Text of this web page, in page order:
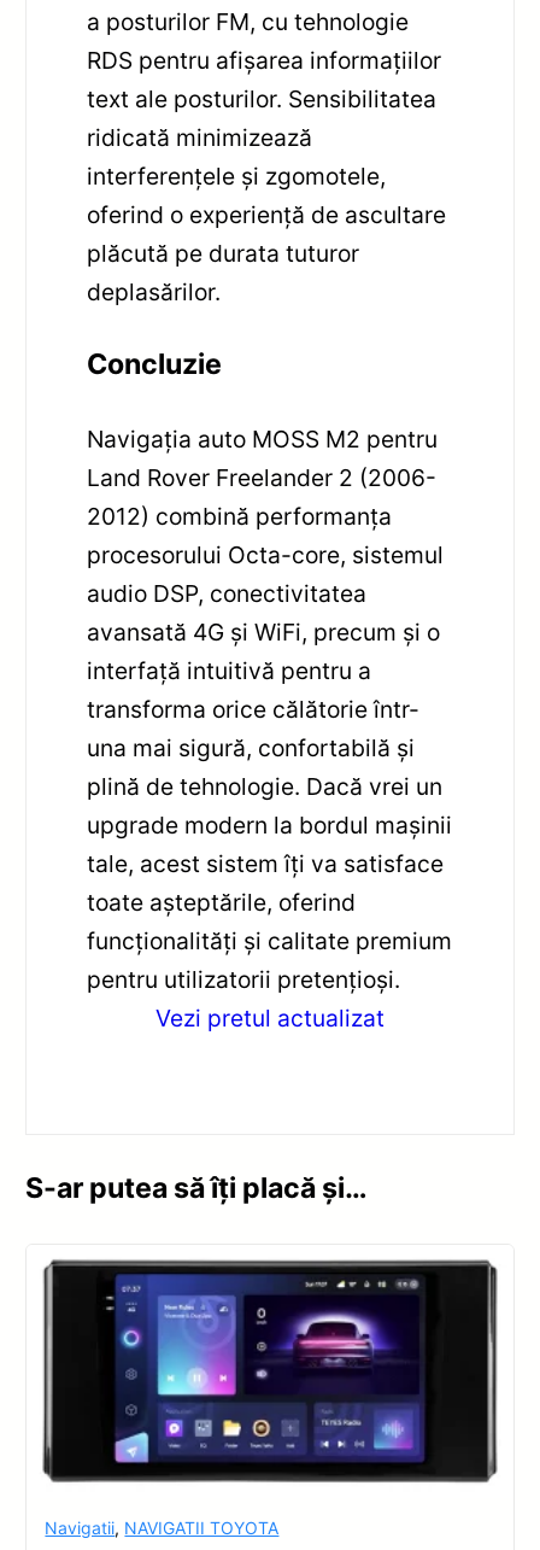
a posturilor FM, cu tehnologie
RDS pentru afișarea informațiilor
text ale posturilor. Sensibilitatea
ridicată minimizează
interferențele și zgomotele,
oferind o experiență de ascultare
plăcută pe durata tuturor
deplasărilor.
Concluzie
Navigația auto MOSS M2 pentru
Land Rover Freelander 2 (2006-
2012) combină performanța
procesorului Octa-core, sistemul
audio DSP, conectivitatea
avansată 4G și WiFi, precum și o
interfață intuitivă pentru a
transforma orice călătorie într-
una mai sigură, confortabilă și
plină de tehnologie. Dacă vrei un
upgrade modern la bordul mașinii
tale, acest sistem îți va satisface
toate așteptările, oferind
funcționalități și calitate premium
pentru utilizatorii pretențioși.
Vezi pretul actualizat
S-ar putea să îți placă și…
Navigatii, NAVIGATII TOYOTA